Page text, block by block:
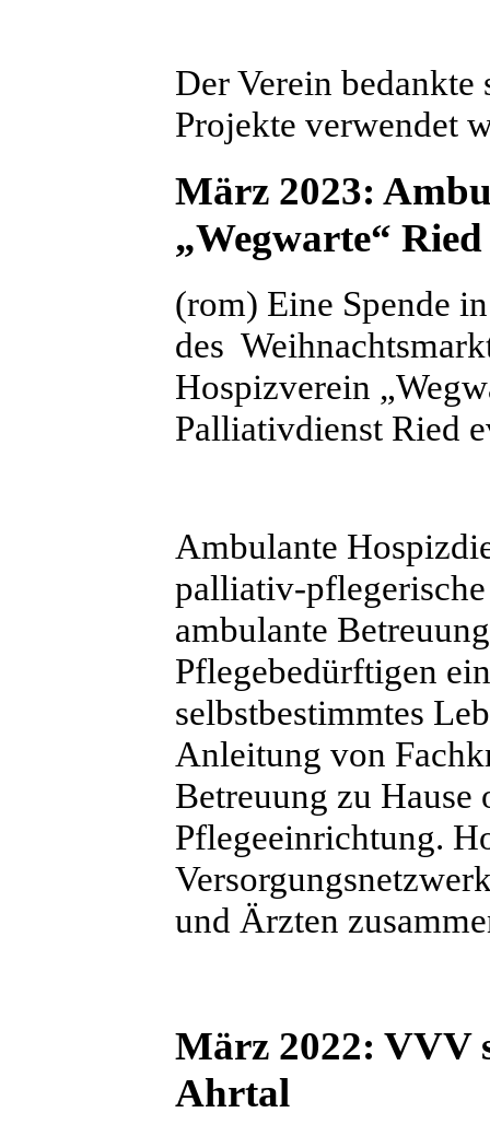
Der Verein
Projekte verwendet
März 2023:
„Wegwarte“
(rom) Eine Spende
des
Hospizverein
Palliativdienst Ried
Ambulante
palliativ-
ambulante
Pflegebedürftigen
selbstbestimmtes
Anleitung von
Betreuung zu
Pflegeeinrichtung.
und Ärzten
März 2022: VVV
Ahrtal